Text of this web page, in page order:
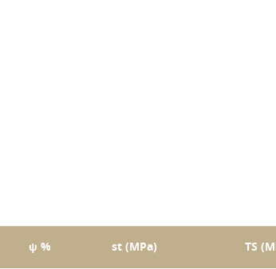
ψ % st (MPa) TS